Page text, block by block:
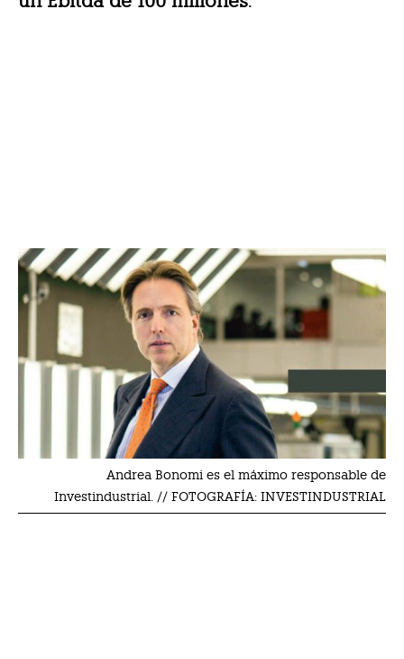
Andrea Bonomi es el máximo responsable de
Investindustrial. // FOTOGRAFÍA: INVESTINDUSTRIAL